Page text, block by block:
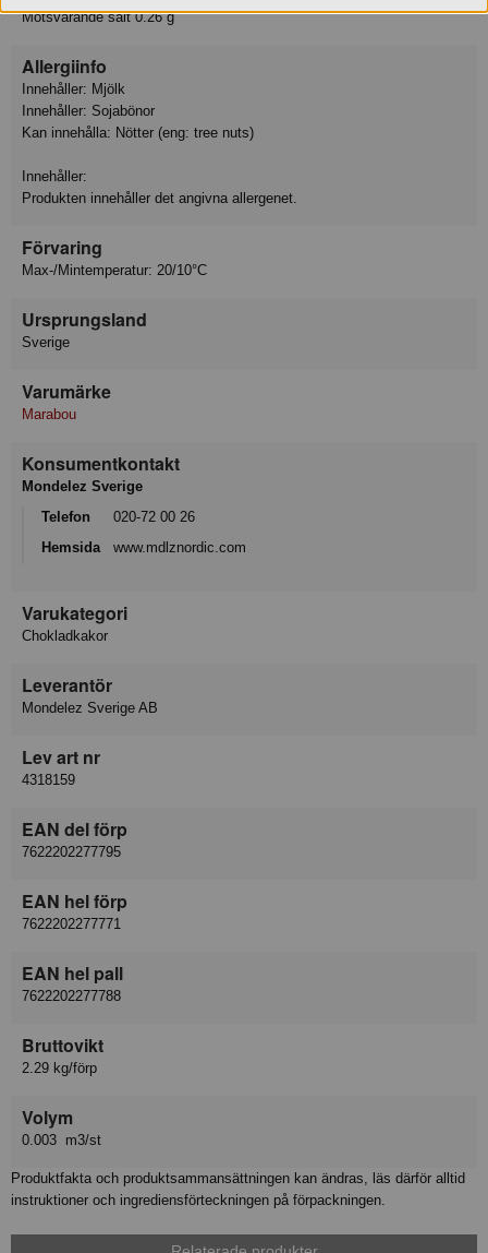
Motsvarande salt 0.26 g
Allergiinfo
Innehåller: Mjölk
Innehåller: Sojabönor
Kan innehålla: Nötter (eng: tree nuts)
Innehåller:
Produkten innehåller det angivna allergenet.
Förvaring
Max-/Mintemperatur: 20/10°C
Ursprungsland
Sverige
Varumärke
Marabou
Konsumentkontakt
Mondelez Sverige
Telefon
020-72 00 26
Hemsida
www.mdlznordic.com
Varukategori
Chokladkakor
Leverantör
Mondelez Sverige AB
Lev art nr
4318159
EAN del förp
7622202277795
EAN hel förp
7622202277771
EAN hel pall
7622202277788
Bruttovikt
2.29 kg/förp
Volym
0.003 m3/st
Produktfakta och produktsammansättningen kan ändras, läs därför alltid
instruktioner och ingrediensförteckningen på förpackningen.